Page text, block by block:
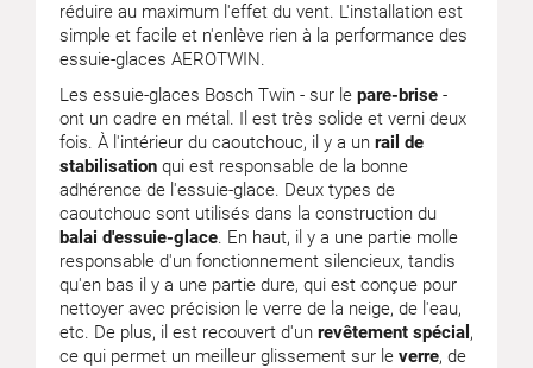
réduire au maximum l'effet du vent. L'installation est
simple et facile et n'enlève rien à la performance des
essuie-glaces AEROTWIN.
Les essuie-glaces Bosch Twin - sur le pare-brise -
ont un cadre en métal. Il est très solide et verni deux
fois. À l'intérieur du caoutchouc, il y a un rail de
stabilisation qui est responsable de la bonne
adhérence de l'essuie-glace. Deux types de
caoutchouc sont utilisés dans la construction du
balai d'essuie-glace. En haut, il y a une partie molle
responsable d'un fonctionnement silencieux, tandis
qu'en bas il y a une partie dure, qui est conçue pour
nettoyer avec précision le verre de la neige, de l'eau,
etc. De plus, il est recouvert d'un revêtement spécial ,
ce qui permet un meilleur glissement sur le verre, de